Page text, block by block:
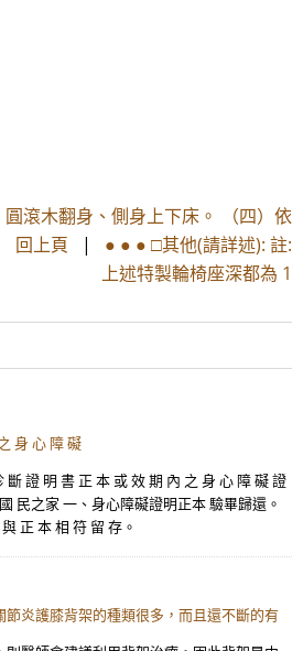
滾木翻身、側身上下床。 （四）依
回上頁 | ● ● ● □其他(請詳述): 註:
上述特製輪椅座深都為 1
身 心 障 礙
證 明 書 正 本 或 效 期 內 之 身 心 障 礙 證
民之家 一、身心障礙證明正本 驗畢歸還。
正 本 相 符 留 存。
炎護膝背架的種類很多，而且還不斷的有